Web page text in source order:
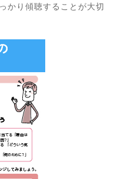
かり傾聴することが大切